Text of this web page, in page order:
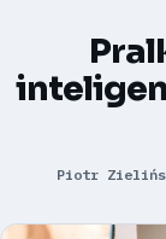
Piotr